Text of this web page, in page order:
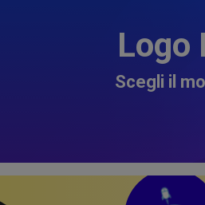
Logo
Scegli il